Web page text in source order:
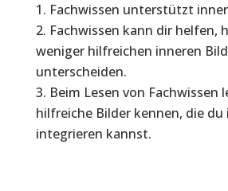
Fachwissen unterstützt
Fachwissen kann dir helfen,
weniger hilfreichen inneren
unterscheiden.
Beim Lesen von Fachwissen
hilfreiche Bilder kennen, die du
integrieren kannst.